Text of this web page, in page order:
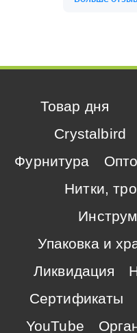
Товар дня
Crystalbird
Фурнитура
Нитки,
Упаковка и
Ликвидация
Сертификаты
YouTube